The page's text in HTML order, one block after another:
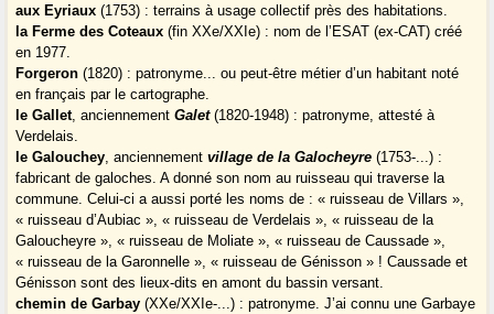
aux Eyriaux (1753) : terrains à usage collectif près des habitations.
la Ferme des Coteaux (fin XXe/XXIe) : nom de l’ESAT (ex-CAT) créé
en 1977.
Forgeron (1820) : patronyme... ou peut-être métier d’un habitant noté
en français par le cartographe.
le Gallet, anciennementGalet (1820-1948) : patronyme, attesté à
Verdelais.
le Galouchey, anciennementvillage de la Galocheyre (1753-...) :
fabricant de galoches. A donné son nom au ruisseau qui traverse la
commune. Celui-ci a aussi porté les noms de : « ruisseau de Villars »,
« ruisseau d’Aubiac », « ruisseau de Verdelais », « ruisseau de la
Galoucheyre », « ruisseau de Moliate », « ruisseau de Caussade »,
« ruisseau de la Garonnelle », « ruisseau de Génisson » ! Caussade et
Génisson sont des lieux-dits en amont du bassin versant.
chemin de Garbay (XXe/XXIe-...) : patronyme. J’ai connu une Garbaye